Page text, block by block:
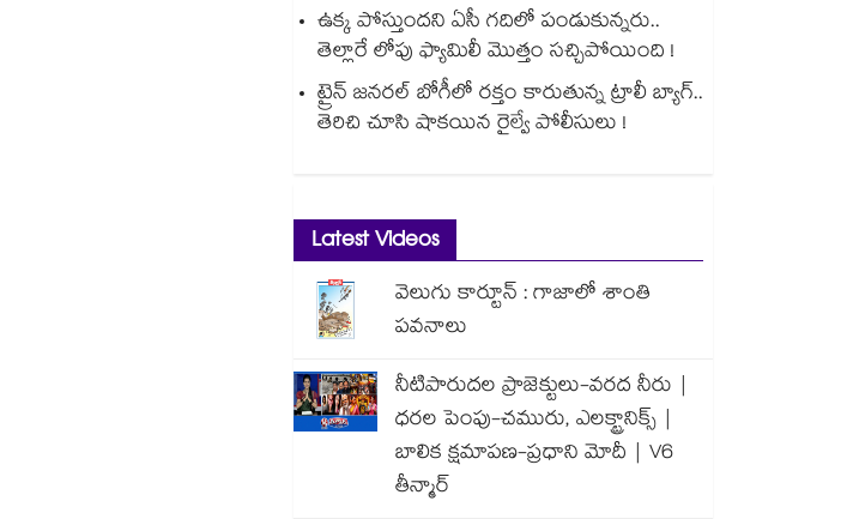
ఉక్క పోస్తుందని ఏసీ గదిలో పండుకున్నరు..
తెల్లారే లోపు ఫ్యామిలీ మొత్తం సచ్చిపోయింది !
ట్రైన్ జనరల్ బోగీలో రక్తం కారుతున్న ట్రాలీ బ్యాగ్..
తెరిచి చూసి షాకయిన రైల్వే పోలీసులు !
Latest Videos
వెలుగు కార్టూన్ : గాజాలో శాంతి
పవనాలు
నీటిపారుదల ప్రాజెక్టులు-వరద నీరు |
ధరల పెంపు-చమురు, ఎలక్ట్రానిక్స్ |
బాలిక క్షమాపణ-ప్రధాని మోదీ | V6
తీన్మార్